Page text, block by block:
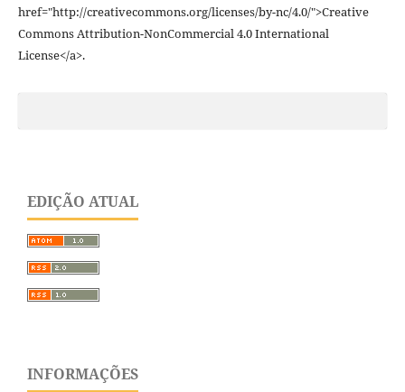
href="http://creativecommons.org/licenses/by-nc/4.0/">Creative
Commons Attribution-NonCommercial 4.0 International
License</a>.
EDIÇÃO ATUAL
INFORMAÇÕES